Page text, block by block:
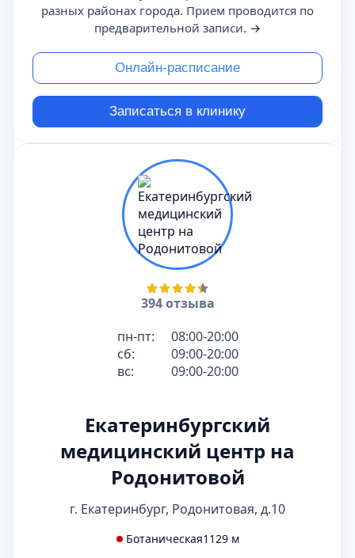
разных районах города. Прием проводится по
предварительной записи. →
Онлайн-расписание
Записаться в клинику
394 отзыва
пн-пт:
08:00-20:00
сб:
09:00-20:00
вс:
09:00-20:00
Екатеринбургский
медицинский центр на
Родонитовой
г. Екатеринбург, Родонитовая, д.10
Ботаническая1129 м